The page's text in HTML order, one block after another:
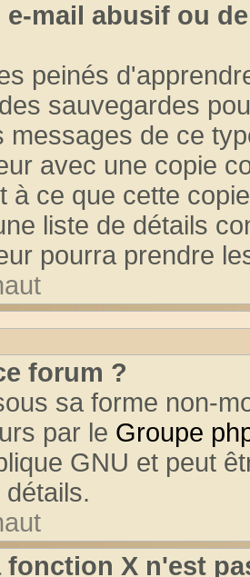
mail abusif ou
peinés
sauvegardes
messages de ce
avec une copie
à ce que cette
liste de détails
pourra prendre
forum ?
sa forme non-
par le Groupe
GNU et peut
fonction X n'est